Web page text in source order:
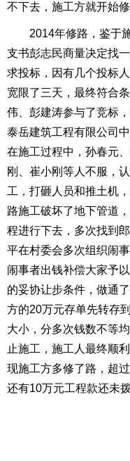
不下去，施工方就开始
2014年修路，鉴于
支书彭志民商量决定找
求投标，因有几个投标
宽限了三天，最终符合
伟、彭建涛参与了竞标
泰岳建筑工程有限公司
在施工过程中，孙春元
刚、崔小刚等人不服，
工，打砸人员和推土机
路施工破坏了地下管道
程进行下去，多次找到
平在村委会多次组织闹
闹事者出钱补偿大家予
的妥协让步条件，做通
方的20万元存单先转存
大小，分多次钱数不等
止施工，施工人最终顺
现施工方多修了路，超
还有10万元工程款还未